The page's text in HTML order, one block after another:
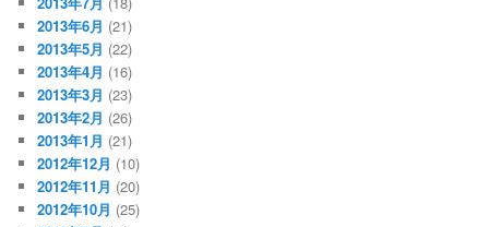
2013年6月 (21)
2013年5月 (22)
2013年4月 (16)
2013年3月 (23)
2013年2月 (26)
2013年1月 (21)
2012年12月 (10)
2012年11月 (20)
2012年10月 (25)